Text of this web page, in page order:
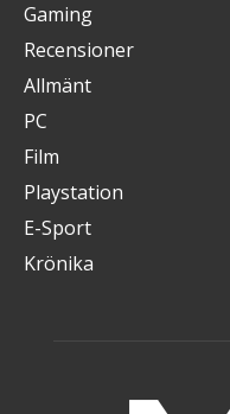
Gaming
Recensioner
Allmänt
PC
Film
Playstation
E-Sport
Krönika